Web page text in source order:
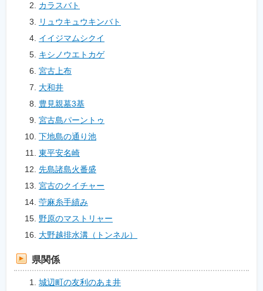
カラスバト
リュウキュウキンバト
イイジマムシクイ
キシノウエトカゲ
宮古上布
大和井
豊見親墓3基
宮古島パーントゥ
下地島の通り池
東平安名崎
先島諸島火番盛
宮古のクイチャー
苧麻糸手績み
野原のマストリャー
大野越排水溝（トンネル）
県関係
城辺町の友利のあま井